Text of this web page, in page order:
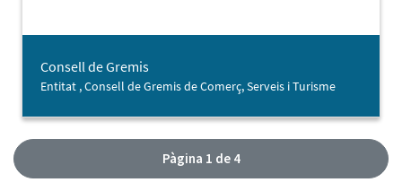
Consell de Gremis
Entitat , Consell de Gremis de Comerç, Serveis i Turisme
Pàgina 1 de 4